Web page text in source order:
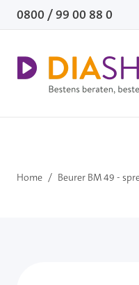
Direkt zum Inhalt
0800 / 99 00 88 0
Home / Beurer BM 49 -